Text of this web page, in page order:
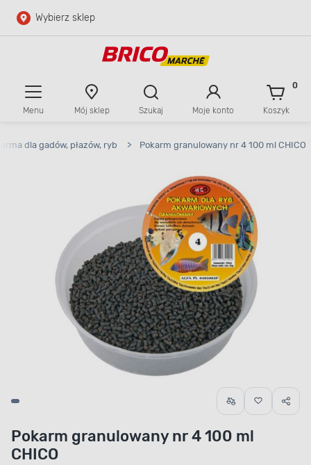
Przejdź do głównej zawartości
Wybierz sklep
Menu Mój sklep Szukaj Moje konto Koszyk
0
dla gadów, płazów, ryb > Pokarm granulowany nr 4 100 ml CHICO
Pokarm granulowany nr 4 100 ml
CHICO